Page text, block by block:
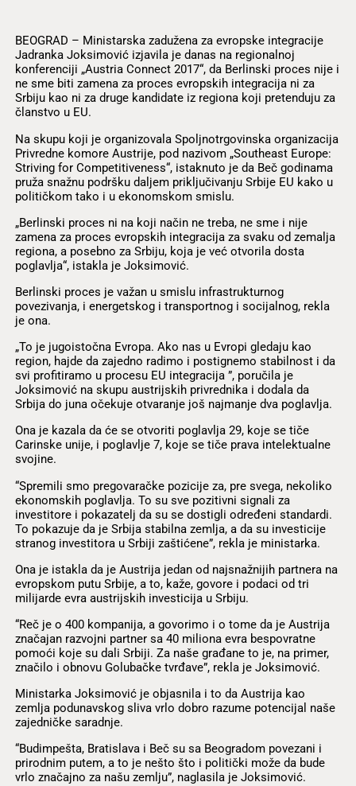
BEOGRAD – Ministarska zadužena za evropske integracije
Jadranka Joksimović izjavila je danas na regionalnoj
konferenciji „Austria Connect 2017“, da Berlinski proces nije i
ne sme biti zamena za proces evropskih integracija ni za
Srbiju kao ni za druge kandidate iz regiona koji pretenduju za
članstvo u EU.
Na skupu koji je organizovala Spoljnotrgovinska organizacija
Privredne komore Austrije, pod nazivom „Southeast Europe:
Striving for Competitiveness“, istaknuto je da Beč godinama
pruža snažnu podršku daljem priključivanju Srbije EU kako u
političkom tako i u ekonomskom smislu.
„Berlinski proces ni na koji način ne treba, ne sme i nije
zamena za proces evropskih integracija za svaku od zemalja
regiona, a posebno za Srbiju, koja je već otvorila dosta
poglavlja“, istakla je Joksimović.
Berlinski proces je važan u smislu infrastrukturnog
povezivanja, i energetskog i transportnog i socijalnog, rekla
je ona.
„To je jugoistočna Evropa. Ako nas u Evropi gledaju kao
region, hajde da zajedno radimo i postignemo stabilnost i da
svi profitiramo u procesu EU integracija ”, poručila je
Joksimović na skupu austrijskih privrednika i dodala da
Srbija do juna očekuje otvaranje još najmanje dva poglavlja.
Ona je kazala da će se otvoriti poglavlja 29, koje se tiče
Carinske unije, i poglavlje 7, koje se tiče prava intelektualne
svojine.
“Spremili smo pregovaračke pozicije za, pre svega, nekoliko
ekonomskih poglavlja. To su sve pozitivni signali za
investitore i pokazatelj da su se dostigli određeni standardi.
To pokazuje da je Srbija stabilna zemlja, a da su investicije
stranog investitora u Srbiji zaštićene”, rekla je ministarka.
Ona je istakla da je Austrija jedan od najsnažnijih partnera na
evropskom putu Srbije, a to, kaže, govore i podaci od tri
milijarde evra austrijskih investicija u Srbiju.
“Reč je o 400 kompanija, a govorimo i o tome da je Austrija
značajan razvojni partner sa 40 miliona evra bespovratne
pomoći koje su dali Srbiji. Za naše građane to je, na primer,
značilo i obnovu Golubačke tvrđave”, rekla je Joksimović.
Ministarka Joksimović je objasnila i to da Austrija kao
zemlja podunavskog sliva vrlo dobro razume potencijal naše
zajedničke saradnje.
“Budimpešta, Bratislava i Beč su sa Beogradom povezani i
prirodnim putem, a to je nešto što i politički može da bude
vrlo značajno za našu zemlju”, naglasila je Joksimović.